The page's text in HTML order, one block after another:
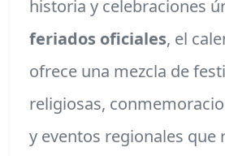
historia y celebraciones
feriados oficiales, el
ofrece una mezcla de
religiosas,
y eventos regionales que